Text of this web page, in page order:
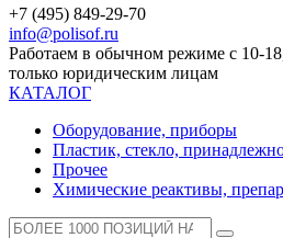
+7 (495) 849-29-70
info@polisof.ru
Работаем в обычном режиме с 10-
только юридическим лицам
КАТАЛОГ
Оборудование, приборы
Пластик, стекло,
Прочее
Химические реактивы,